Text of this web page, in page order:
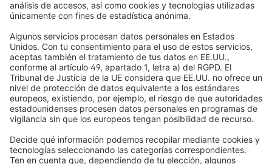
Motores para persianas
Mosquiteras
Toldos
Casa inteligente
Electrónica y radio
Plazos de entrega y envío
Condiciones de los cupones
Instrucciones de seguridad
Registros
Información obligatoria para consumidores
Formas de pago
Socios de envío